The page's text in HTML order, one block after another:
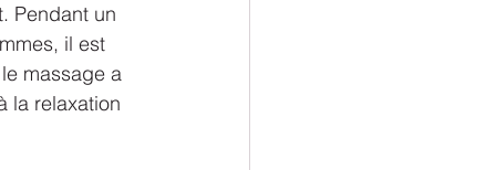
Pendant un
il est
massage a
la relaxation